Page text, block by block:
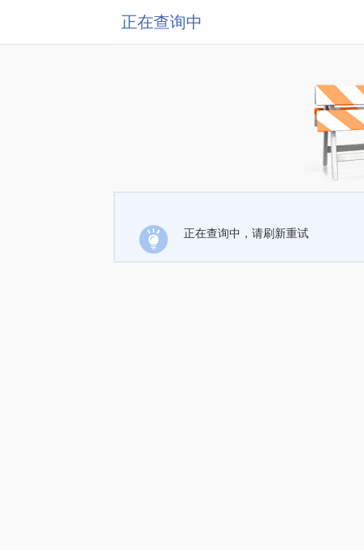
正在查询中
正在查询中，请刷新重试